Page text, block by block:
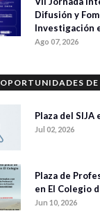
Difusión y
Investigación
Ago 07, 2026
OPORTUNIDADES
Plaza del SIJA
Jul 02, 2026
Plaza de
en El Colegio
Jun 10, 2026